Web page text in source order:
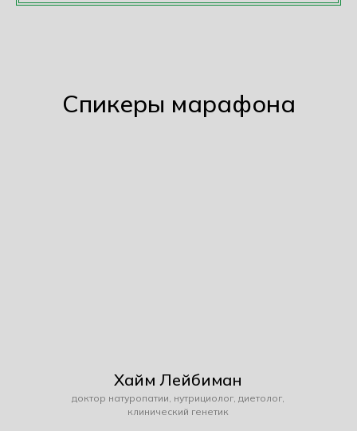
Спикеры марафона
Хайм Лейбиман
доктор натуропатии, нутрициолог, диетолог,
клинический генетик